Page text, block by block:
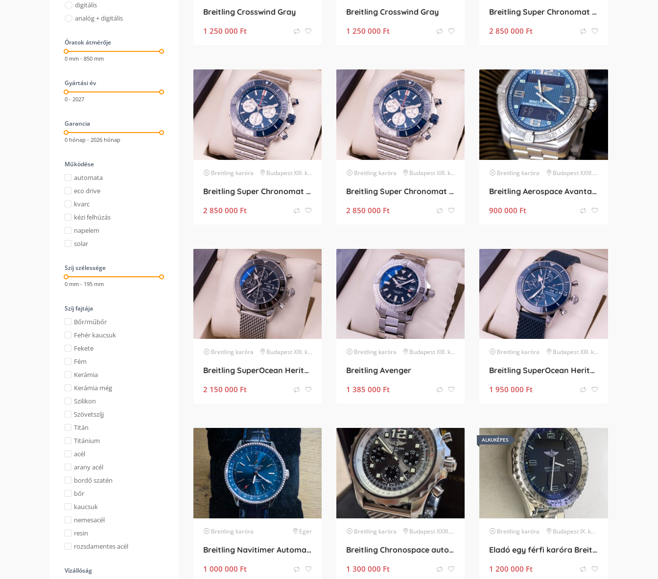
digitális
analóg + digitális
Óratok átmérője
0 mm - 850 mm
Gyártási év
0 - 2027
Garancia
0 hónap - 2026 hónap
Működése
automata
eco drive
kvarc
kézi felhúzás
napelem
solar
Szíj szélessége
0 mm - 195 mm
Szíj fajtája
Bőr/műbőr
Fehér kaucsuk
Fekete
Fém
Kerámia
Kerámia még
Szilikon
Szövetszíjj
Titán
Titánium
acél
arany acél
bordő szatén
bőr
kaucsuk
nemesacél
resin
rozsdamentes acél
Vízállóság
Breitling Crosswind Gray
1 250 000 Ft
Breitling Crosswind Gray
1 250 000 Ft
Breitling Super Chronomat B01 Ceramic
2 850 000 Ft
Breitling karóra Budapest XIII. kerület
Breitling Super Chronomat B01 Ceramic
2 850 000 Ft
Breitling karóra Budapest XIII. kerület
Breitling Super Chronomat B01 Ceramic
2 850 000 Ft
Breitling karóra Budapest XXIII. kerület
Breitling Aerospace Avantage kompletten titán szíjjal
900 000 Ft
Breitling karóra Budapest XIII. kerület
Breitling SuperOcean Heritage II Chronogarph
2 150 000 Ft
Breitling karóra Budapest XIII. kerület
Breitling Avenger
1 385 000 Ft
Breitling karóra Budapest XIII. kerület
Breitling SuperOcean Heritage 2 Chr Ceramic
1 950 000 Ft
Breitling karóra Eger
Breitling Navitimer Automatic 35
1 000 000 Ft
Breitling karóra Budapest XXIII. kerület
Breitling Chronospace automatic
1 300 000 Ft
ALKUKÉPES
Breitling karóra Budapest IX. kerület
Eladó egy férfi karóra Breitlig Chronospace II
1 200 000 Ft